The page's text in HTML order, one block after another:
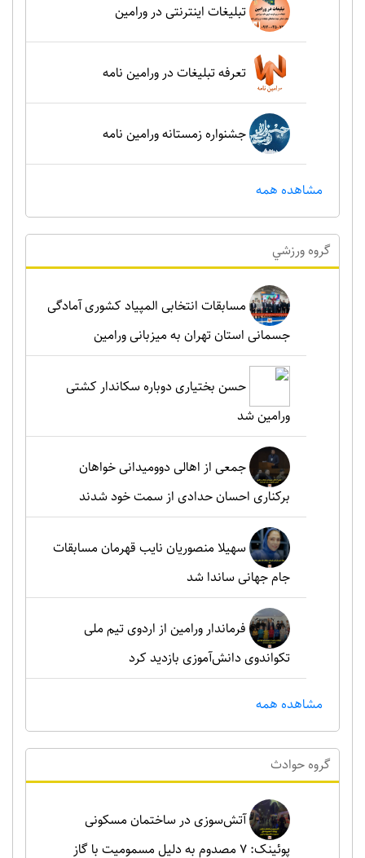
تبلیغات اینترنتی در ورامین
تعرفه تبلیغات در ورامین نامه
جشنواره زمستانه ورامین نامه
مشاهده همه
گروه ورزشي
مسابقات انتخابی المپیاد کشوری آمادگی
جسمانی استان تهران به میزبانی ورامین
حسن بختیاری دوباره سکاندار کشتی
ورامین شد
جمعی از اهالی دوومیدانی خواهان
برکناری احسان حدادی از سمت خود شدند
سهیلا منصوریان نایب قهرمان مسابقات
جام جهانی ساندا شد
فرماندار ورامین از اردوی تیم ملی
تکواندوی دانش‌آموزی بازدید کرد
مشاهده همه
گروه حوادث
آتش‌سوزی در ساختمان مسکونی
پوئینک: 7 مصدوم به دلیل مسمومیت با گاز